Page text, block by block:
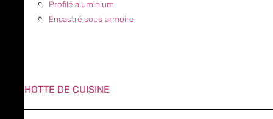
Profilé aluminium
Encastré sous armoire
HOTTE DE CUISINE